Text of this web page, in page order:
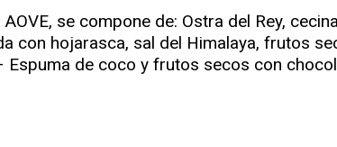
se compone de: Ostra del Rey,
con hojarasca, sal del Himalaya, frutos
Espuma de coco y frutos secos con